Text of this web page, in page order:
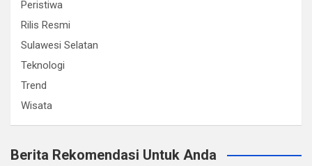
Peristiwa
Rilis Resmi
Sulawesi Selatan
Teknologi
Trend
Wisata
Berita Rekomendasi Untuk Anda